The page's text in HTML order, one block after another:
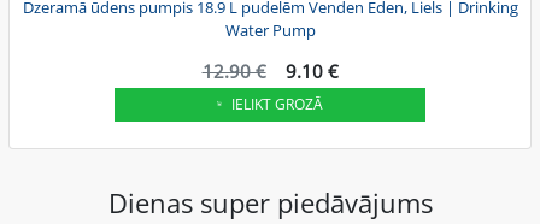
Dzeramā ūdens pumpis 18.9 L pudelēm Venden Eden, Liels | Drinking
Water Pump
12.90 € 9.10 €
IELIKT GROZĀ
Dienas super piedāvājums